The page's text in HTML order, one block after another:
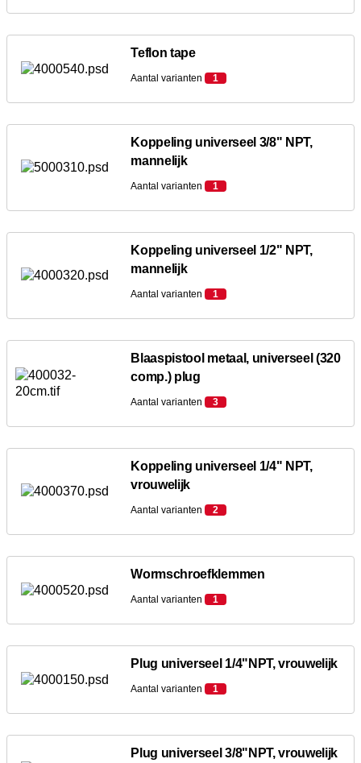
Teflon tape
Aantal varianten 1
Koppeling universeel 3/8" NPT,
mannelijk
Aantal varianten 1
Koppeling universeel 1/2" NPT,
mannelijk
Aantal varianten 1
Blaaspistool metaal, universeel (320
comp.) plug
Aantal varianten 3
Koppeling universeel 1/4" NPT,
vrouwelijk
Aantal varianten 2
Wormschroefklemmen
Aantal varianten 1
Plug universeel 1/4"NPT, vrouwelijk
Aantal varianten 1
Plug universeel 3/8"NPT, vrouwelijk